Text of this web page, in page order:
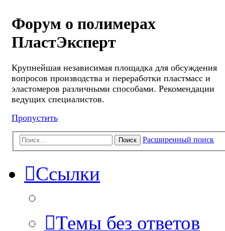
Форум о полимерах
ПластЭксперт
Крупнейшая независимая площадка для обсуждения
вопросов производства и переработки пластмасс и
эластомеров различными способами. Рекомендации
ведущих специалистов.
Пропустить
Поиск Расширенный поиск
Ссылки
Темы без ответов